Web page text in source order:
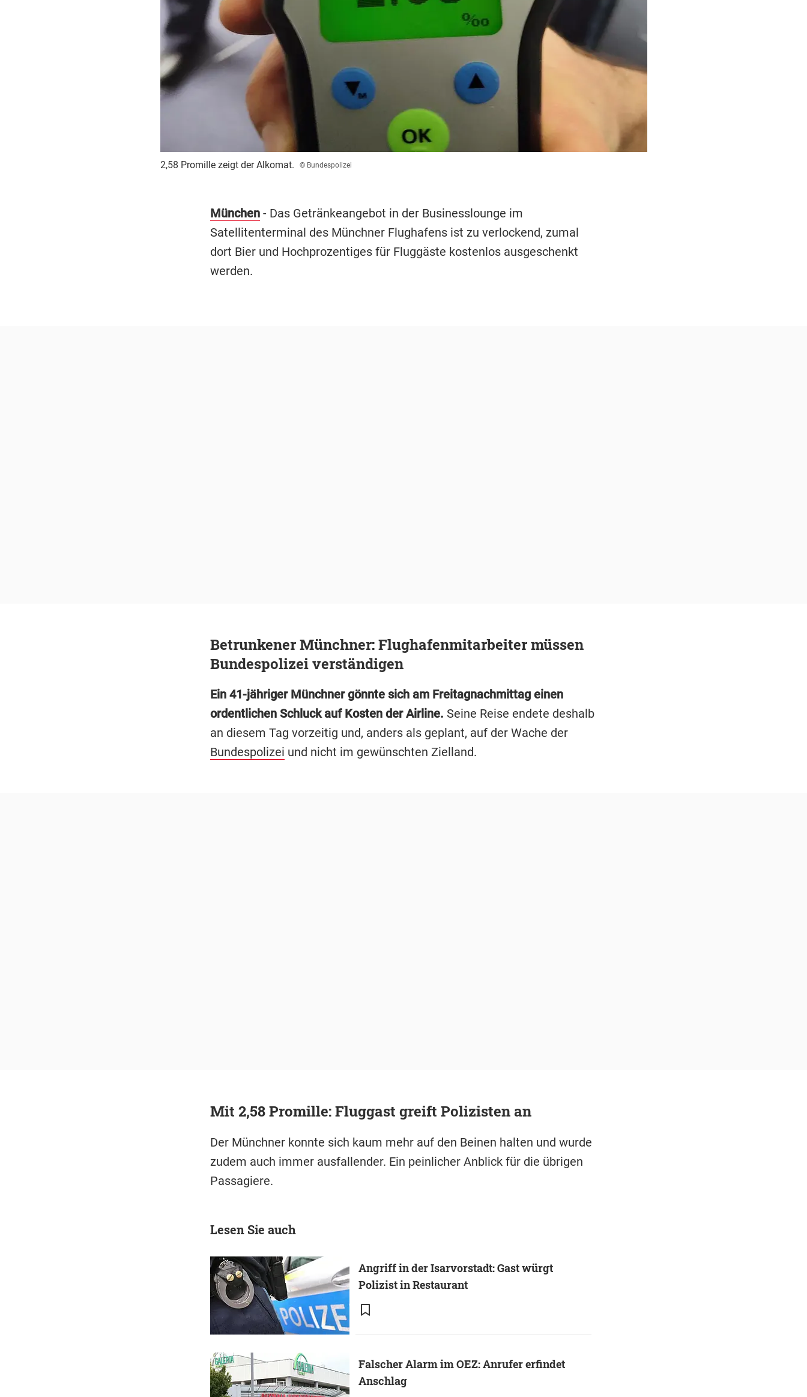
2,58 Promille zeigt der Alkomat. © Bundespolizei
München - Das Getränkeangebot in der Businesslounge im
Satellitenterminal des Münchner Flughafens ist zu verlockend, zumal
dort Bier und Hochprozentiges für Fluggäste kostenlos ausgeschenkt
werden.
Betrunkener Münchner: Flughafenmitarbeiter müssen
Bundespolizei verständigen
Ein 41-jähriger Münchner gönnte sich am Freitagnachmittag einen
ordentlichen Schluck auf Kosten der Airline. Seine Reise endete deshalb
an diesem Tag vorzeitig und, anders als geplant, auf der Wache der
Bundespolizei und nicht im gewünschten Zielland.
Mit 2,58 Promille: Fluggast greift Polizisten an
Der Münchner konnte sich kaum mehr auf den Beinen halten und wurde
zudem auch immer ausfallender. Ein peinlicher Anblick für die übrigen
Passagiere.
Lesen Sie auch
Angriff in der Isarvorstadt: Gast würgt
Polizist in Restaurant
Falscher Alarm im OEZ: Anrufer erfindet
Anschlag